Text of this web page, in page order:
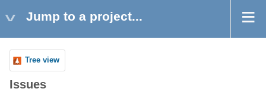
Jump to a project...
Tree view
Issues